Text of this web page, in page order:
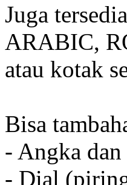
Juga
ARABIC,
atau kotak
Bisa
- Angka
- Dial